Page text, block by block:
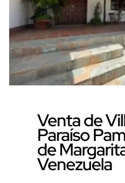
urbanización
Pampatar, Isla
Venezuela. Esta
excepcional
paz y
Venta de
Paraíso
de
Venezuela